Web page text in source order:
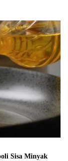
Sisa Minyak